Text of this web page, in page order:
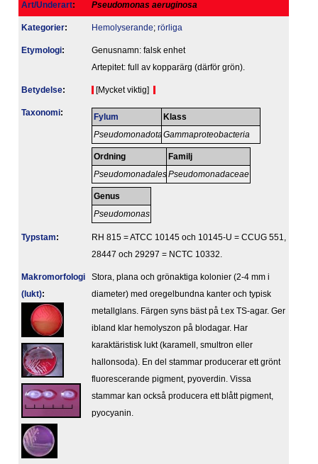
Art/Underart: Pseudomonas aeruginosa
Kategorier: Hemolyserande; rörliga
Etymologi:
Genusnamn: falsk enhet
Artepitet: full av kopparärg (därför grön).
Betydelse: [Mycket viktig]
Taxonomi: Fylum
Pseudomonadota
Klass
Gammaproteobacteria
Ordning
Pseudomonadales
Familj
Pseudomonadaceae
Genus
Pseudomonas
Typstam:
RH 815 = ATCC 10145 och 10145-U = CCUG 551,
28447 och 29297 = NCTC 10332.
Makromorfologi
(lukt):
Stora, plana och grönaktiga kolonier (2-4 mm i
diameter) med oregelbundna kanter och typisk
metallglans. Färgen syns bäst på t.ex TS-agar. Ger
ibland klar hemolyszon på blodagar. Har
karaktäristisk lukt (karamell, smultron eller
hallonsoda). En del stammar producerar ett grönt
fluorescerande pigment, pyoverdin. Vissa
stammar kan också producera ett blått pigment,
pyocyanin.